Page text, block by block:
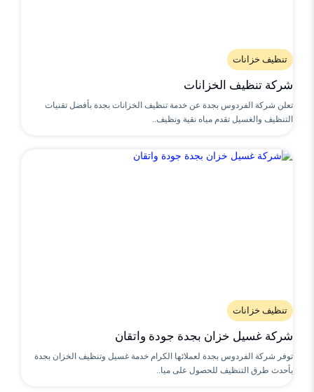
تنظيف خزانات
شركة تنظيف الخزانات
تعلن شركة الفردوس بجدة عن خدمة تنظيف الخزانات بجدة بأفضل تقنيات
التنظيف والغسيل تقدم مياه نقية ونظيف..
تنظيف خزانات
شركة غسيل خزان بجدة جودة واتقان
توفر شركة الفردوس بجدة لعملائها الكرام خدمة غسيل وتنظيف الخزان بجدة
بأحدث طرق التنظيف للحصول على ميا..